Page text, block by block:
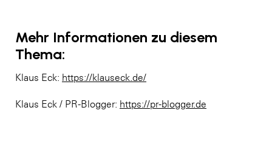
Mehr Informationen zu diesem
Thema:
Klaus Eck: https://klauseck.de/
Klaus Eck / PR-Blogger: https://pr-blogger.de